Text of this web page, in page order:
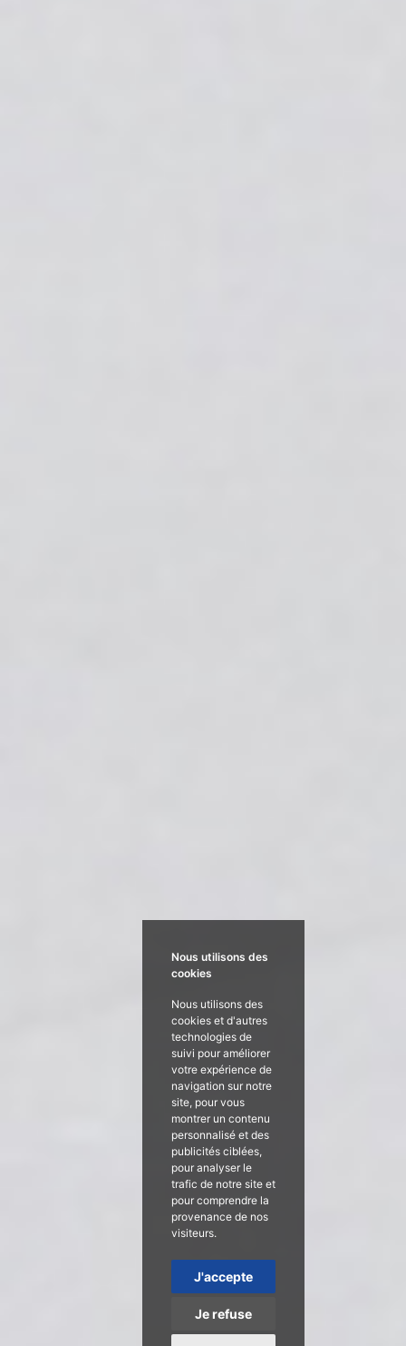
Nous utilisons des
cookies
Nous utilisons des
cookies et d'autres
technologies de
suivi pour améliorer
votre expérience de
navigation sur notre
site, pour vous
montrer un contenu
personnalisé et des
publicités ciblées,
pour analyser le
trafic de notre site et
pour comprendre la
provenance de nos
visiteurs.
J'accepte
Je refuse